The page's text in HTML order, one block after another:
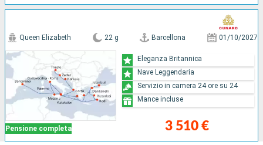
Pensione completa
Queen Elizabeth 22 g Barcellona 01/10/2027
3 510 €
Eleganza Britannica
Nave Leggendaria
Servizio in camera 24 ore su 24
Mance incluse